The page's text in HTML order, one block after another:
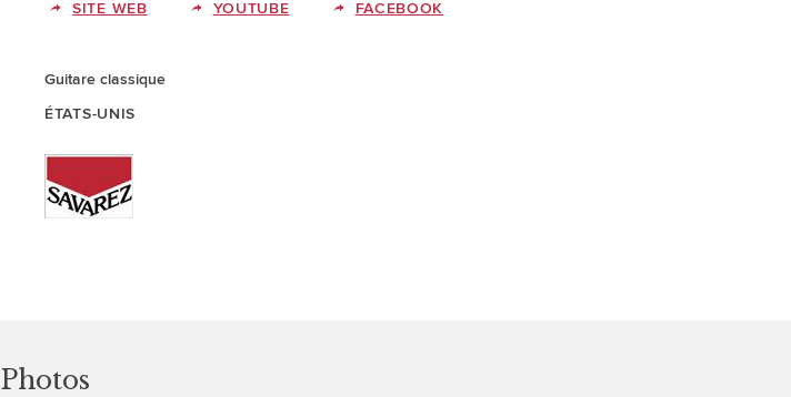
SITE WEB YOUTUBE FACEBOOK
Guitare classique
ÉTATS-UNIS
Photos